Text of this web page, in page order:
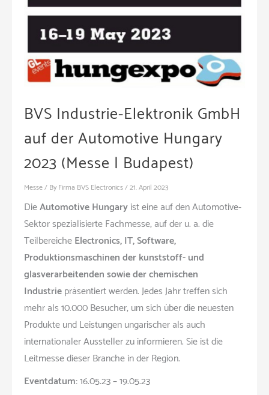
BVS Industrie-Elektronik GmbH
auf der Automotive Hungary
2023 (Messe | Budapest)
Messe/ By Firma BVS Electronics/21. April 2023
DieAutomotive Hungaryist eine auf den Automotive-
Sektor spezialisierte Fachmesse, auf der u. a. die
TeilbereicheElectronics, IT, Software,
Produktionsmaschinen der kunststoff- und
glasverarbeitenden sowie der chemischen
Industriepräsentiert werden. Jedes Jahr treffen sich
mehr als 10.000 Besucher, um sich über die neuesten
Produkte und Leistungen ungarischer als auch
internationaler Aussteller zu informieren. Sie ist die
Leitmesse dieser Branche in der Region.
Eventdatum:16.05.23 – 19.05.23